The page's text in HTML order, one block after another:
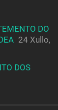
DO
24 Xullo,
DOS